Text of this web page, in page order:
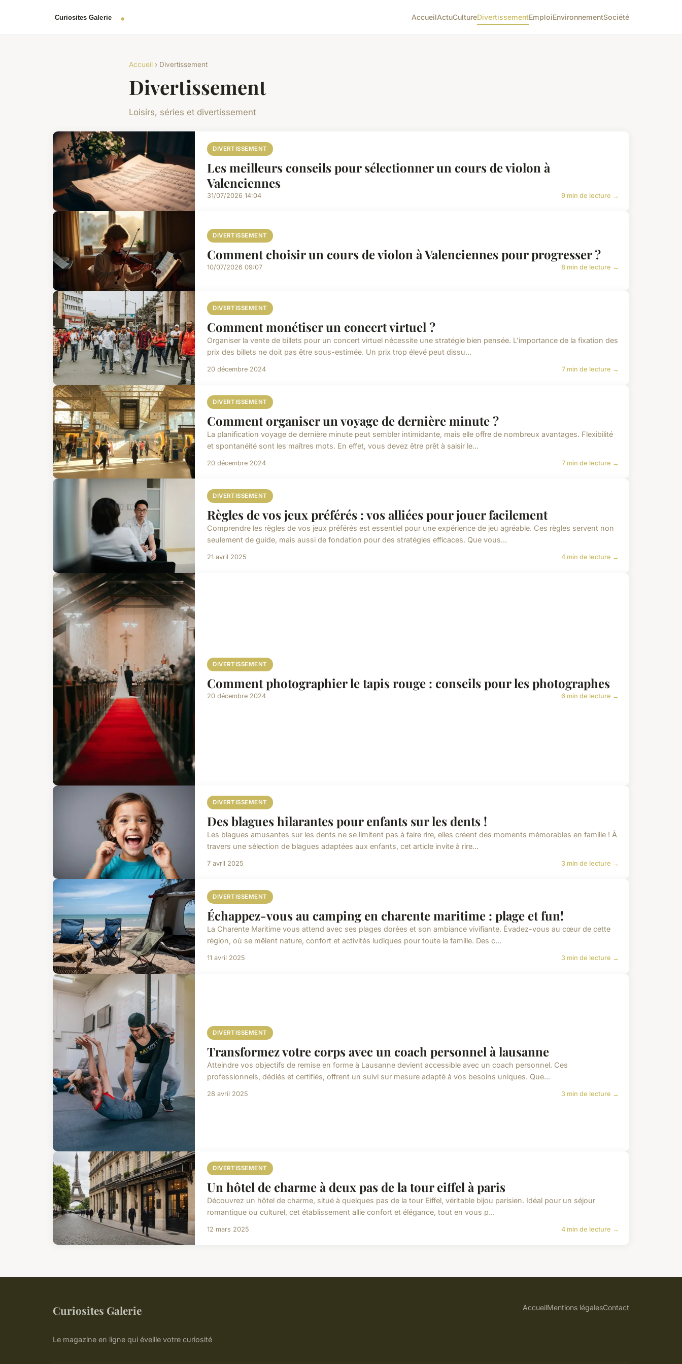
AccueilActuCultureDivertissementEmploiEnvironnementSociété
Accueil › Divertissement
Divertissement
Loisirs, séries et divertissement
DIVERTISSEMENT
Les meilleurs conseils pour sélectionner un cours de violon à
Valenciennes
31/07/2026 14:04 9 min de lecture →
DIVERTISSEMENT
Comment choisir un cours de violon à Valenciennes pour progresser ?
10/07/2026 09:07 8 min de lecture →
DIVERTISSEMENT
Comment monétiser un concert virtuel ?
Organiser la vente de billets pour un concert virtuel nécessite une stratégie bien pensée. L'importance de la fixation des
prix des billets ne doit pas être sous-estimée. Un prix trop élevé peut dissu...
20 décembre 2024 7 min de lecture →
DIVERTISSEMENT
Comment organiser un voyage de dernière minute ?
La planification voyage de dernière minute peut sembler intimidante, mais elle offre de nombreux avantages. Flexibilité
et spontanéité sont les maîtres mots. En effet, vous devez être prêt à saisir le...
20 décembre 2024 7 min de lecture →
DIVERTISSEMENT
Règles de vos jeux préférés : vos alliées pour jouer facilement
Comprendre les règles de vos jeux préférés est essentiel pour une expérience de jeu agréable. Ces règles servent non
seulement de guide, mais aussi de fondation pour des stratégies efficaces. Que vous...
21 avril 2025 4 min de lecture →
DIVERTISSEMENT
Comment photographier le tapis rouge : conseils pour les photographes
20 décembre 2024 6 min de lecture →
DIVERTISSEMENT
Des blagues hilarantes pour enfants sur les dents !
Les blagues amusantes sur les dents ne se limitent pas à faire rire, elles créent des moments mémorables en famille ! À
travers une sélection de blagues adaptées aux enfants, cet article invite à rire...
7 avril 2025 3 min de lecture →
DIVERTISSEMENT
Échappez-vous au camping en charente maritime : plage et fun!
La Charente Maritime vous attend avec ses plages dorées et son ambiance vivifiante. Évadez-vous au cœur de cette
région, où se mêlent nature, confort et activités ludiques pour toute la famille. Des c...
11 avril 2025 3 min de lecture →
DIVERTISSEMENT
Transformez votre corps avec un coach personnel à lausanne
Atteindre vos objectifs de remise en forme à Lausanne devient accessible avec un coach personnel. Ces
professionnels, dédiés et certifiés, offrent un suivi sur mesure adapté à vos besoins uniques. Que...
28 avril 2025 3 min de lecture →
DIVERTISSEMENT
Un hôtel de charme à deux pas de la tour eiffel à paris
Découvrez un hôtel de charme, situé à quelques pas de la tour Eiffel, véritable bijou parisien. Idéal pour un séjour
romantique ou culturel, cet établissement allie confort et élégance, tout en vous p...
12 mars 2025 4 min de lecture →
Curiosites Galerie
Le magazine en ligne qui éveille votre curiosité
AccueilMentions légalesContact